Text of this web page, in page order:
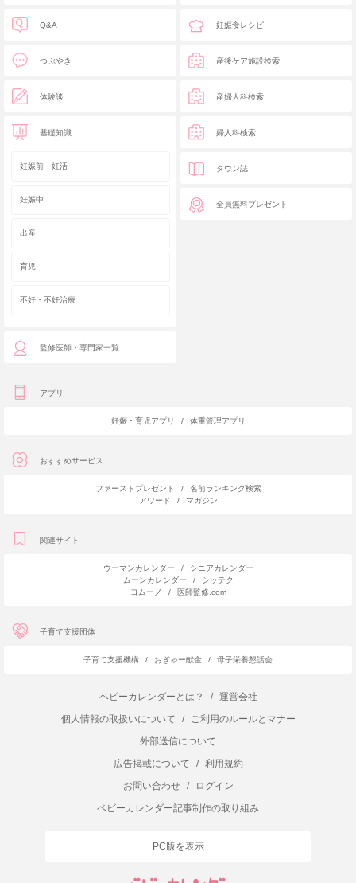
Q&A
つぶやき
体験談
基礎知識
妊娠前・妊活
妊娠中
出産
育児
不妊・不妊治療
監修医師・専門家一覧
妊娠食レシピ
産後ケア施設検索
産婦人科検索
婦人科検索
タウン誌
全員無料プレゼント
アプリ
妊娠・育児アプリ / 体重管理アプリ
おすすめサービス
ファーストプレゼント /
名前ランキング検索
アワード
/ マガジン
関連サイト
ウーマンカレンダー /
シニアカレンダー
ムーンカレンダー
/
シッテク
ヨムーノ
/ 医師監修.com
子育て支援団体
子育て支援機構 / おぎゃー献金 / 母子栄養懇話会
ベビーカレンダーとは？ /
運営会社
個人情報の取扱いについて
/
ご利用のルールとマナー
外部送信について
広告掲載について
/
利用規約
お問い合わせ
/
ログイン
ベビーカレンダー記事制作の取り組み
PC版を表示